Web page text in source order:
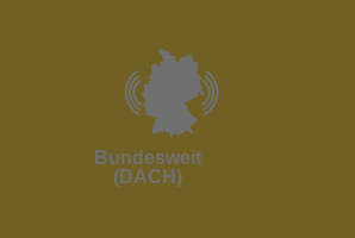
Bundesweit
(DACH)